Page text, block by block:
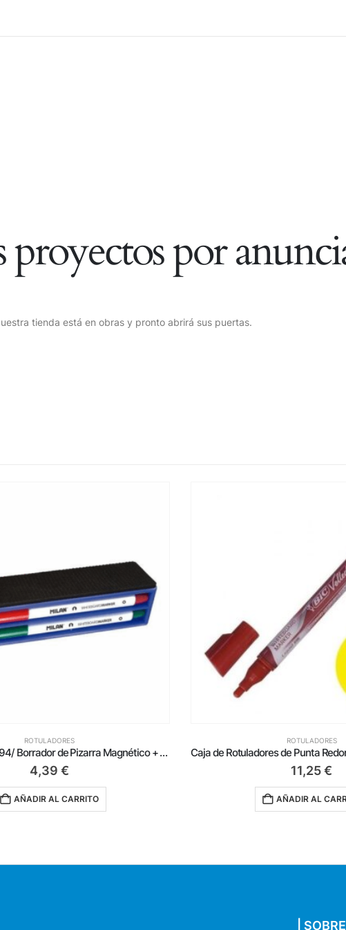
proyectos por
tienda está en obras y pronto abrirá sus puertas.
ROTULADORES
Pack Milan 165894/ Borrador de Pizarra Magnético + 4 Rotuladores para Pizarra/ 3.7mm/ Colores Surtidos
4,39 €
AÑADIR AL CARRITO
ROTULADORES
11,25€
AÑADIR AL
|